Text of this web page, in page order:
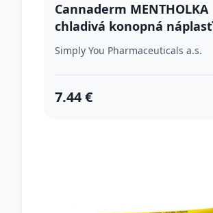
Cannaderm MENTHOLKA
chladivá konopná náplasť
Simply You Pharmaceuticals a.s.
7.44 €